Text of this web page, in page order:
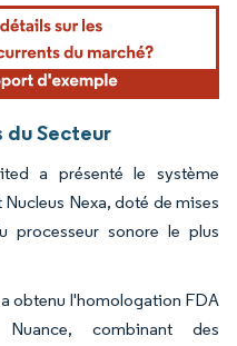
nécessite une attribution sous CC BY
du Secteur
a présenté le système
Nexa, doté de mises
sonore le plus
obtenu l'homologation FDA
combinant des